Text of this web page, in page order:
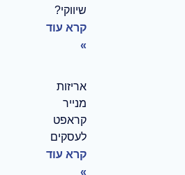
שיווקי?
קרא עוד
»
אריזות
מנייר
קראפט
לעסקים
קרא עוד
»